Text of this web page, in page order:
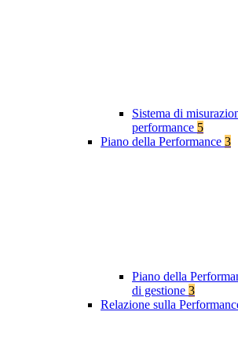
Sistema di
performance 5
Piano della Performance 3
Piano della
di gestione 3
Relazione sulla